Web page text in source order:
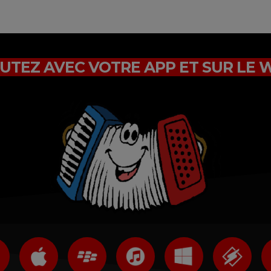
AVEC VOTRE APP ET SUR LE